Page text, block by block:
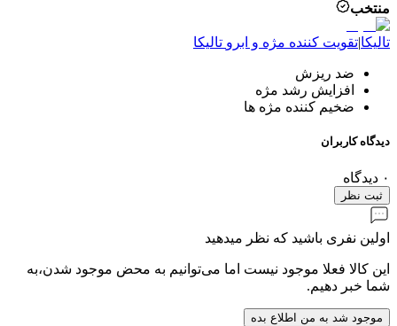
منتخب
تالیکا|تقویت کننده مژه و ابرو تالیکا
ضد ریزش
افزایش رشد مژه
ضخیم کننده مژه ها
دیدگاه کاربران
۰ دیدگاه
ثبت نظر
اولین نفری باشید که نظر میدهید
این کالا فعلا موجود نیست اما می‌توانیم به محض موجود شدن،به
شما خبر دهیم.
موجود شد به من اطلاع بده